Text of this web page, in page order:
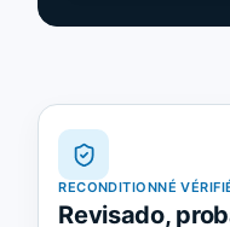
RECONDITIONNÉ
Revisado,